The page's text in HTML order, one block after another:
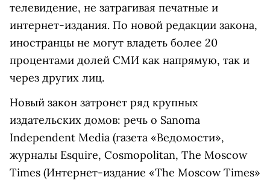
телевидение, не затрагивая печатные и
интернет-издания. По новой редакции закона,
иностранцы не могут владеть более 20
процентами долей СМИ как напрямую, так и
через других лиц.
Новый закон затронет ряд крупных
издательских домов: речь о Sanoma
Independent Media (газета «Ведомости»,
журналы Esquire, Cosmopolitan, The Moscow
Times (Интернет-издание «The Moscow Times»